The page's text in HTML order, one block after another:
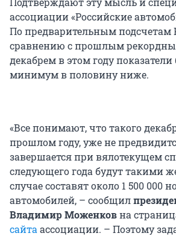
ассоциации «Российские
По предварительным подсчетам
сравнению с прошлым
декабрем в этом году показатели
минимум в половину ниже.
«Все понимают, что такого
прошлом году, уже не
завершается при вялотекущем
следующего года будут такими
случае составят около 1 500 000
автомобилей, – сообщил
Владимир Моженковна
сайта ассоциации. – Поэтому